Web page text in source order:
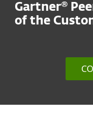
Gartner®
of the